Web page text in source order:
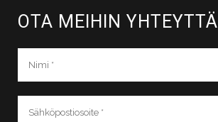
OTA MEIHIN YHTEYTTÄ​